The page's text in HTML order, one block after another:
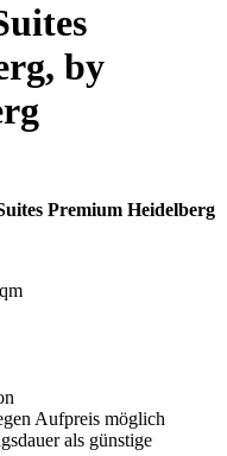
by
Premium Heidelberg
Aufpreis möglich
als günstige